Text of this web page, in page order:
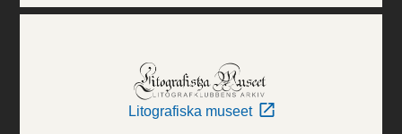
Litografiska museet